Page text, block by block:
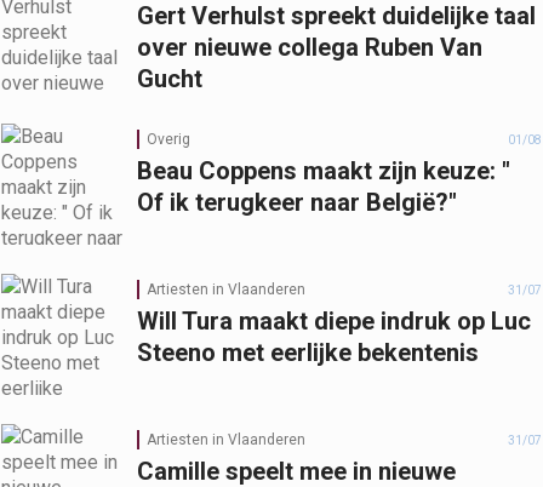
Gert Verhulst spreekt duidelijke taal
over nieuwe collega Ruben Van
Gucht
Overig 01/08
Beau Coppens maakt zijn keuze: "
Of ik terugkeer naar België?"
Artiesten in Vlaanderen 31/07
Will Tura maakt diepe indruk op Luc
Steeno met eerlijke bekentenis
Artiesten in Vlaanderen 31/07
Camille speelt mee in nieuwe